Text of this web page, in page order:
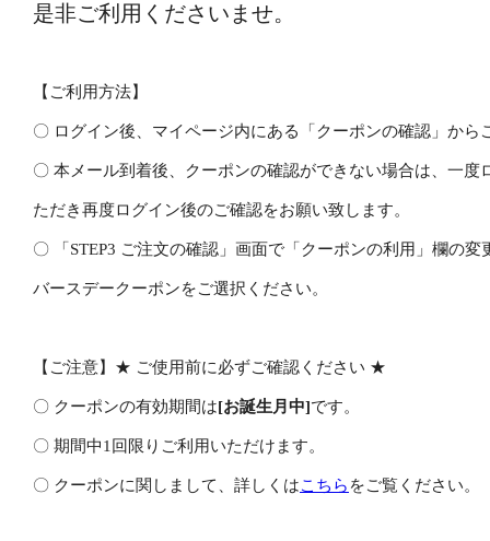
是非ご利用くださいませ。
【ご利用方法】
〇 ログイン後、マイページ内にある「クーポンの確認」から
〇 本メール到着後、クーポンの確認ができない場合は、一度
ただき再度ログイン後のご確認をお願い致します。
〇 「STEP3 ご注文の確認」画面で「クーポンの利用」欄の変
バースデークーポンをご選択ください。
【ご注意】★ ご使用前に必ずご確認ください ★
〇 クーポンの有効期間は[お誕生月中]です。
〇 期間中1回限りご利用いただけます。
〇 クーポンに関しまして、詳しくはこちら をご覧ください。